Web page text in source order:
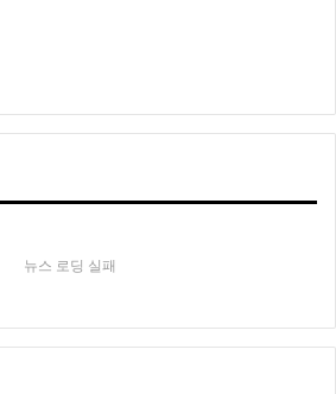
뉴스 로딩 실패